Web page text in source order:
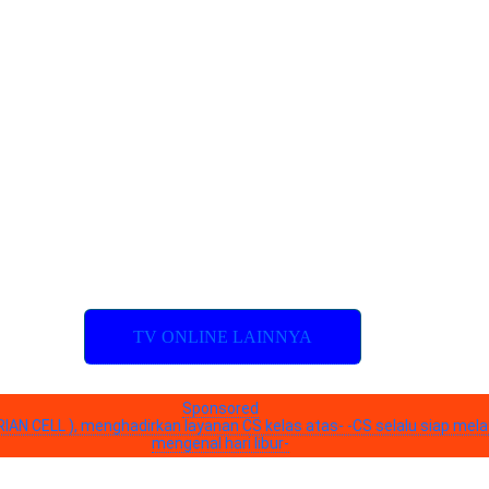
TV ONLINE LAINNYA
Sponsored
CELL ), menghadirkan layanan CS kelas atas- -CS selalu siap
mengenal hari libur-